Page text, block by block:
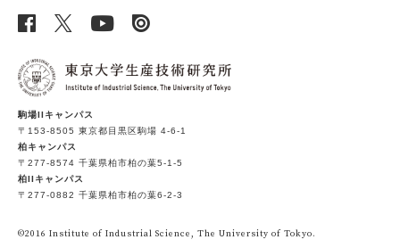
駒場IIキャンパス
〒153-8505 東京都目黒区駒場 4-6-1
柏キャンパス
〒277-8574 千葉県柏市柏の葉5-1-5
柏IIキャンパス
〒277-0882 千葉県柏市柏の葉6-2-3
©2016 Institute of Industrial Science, The University of Tokyo.